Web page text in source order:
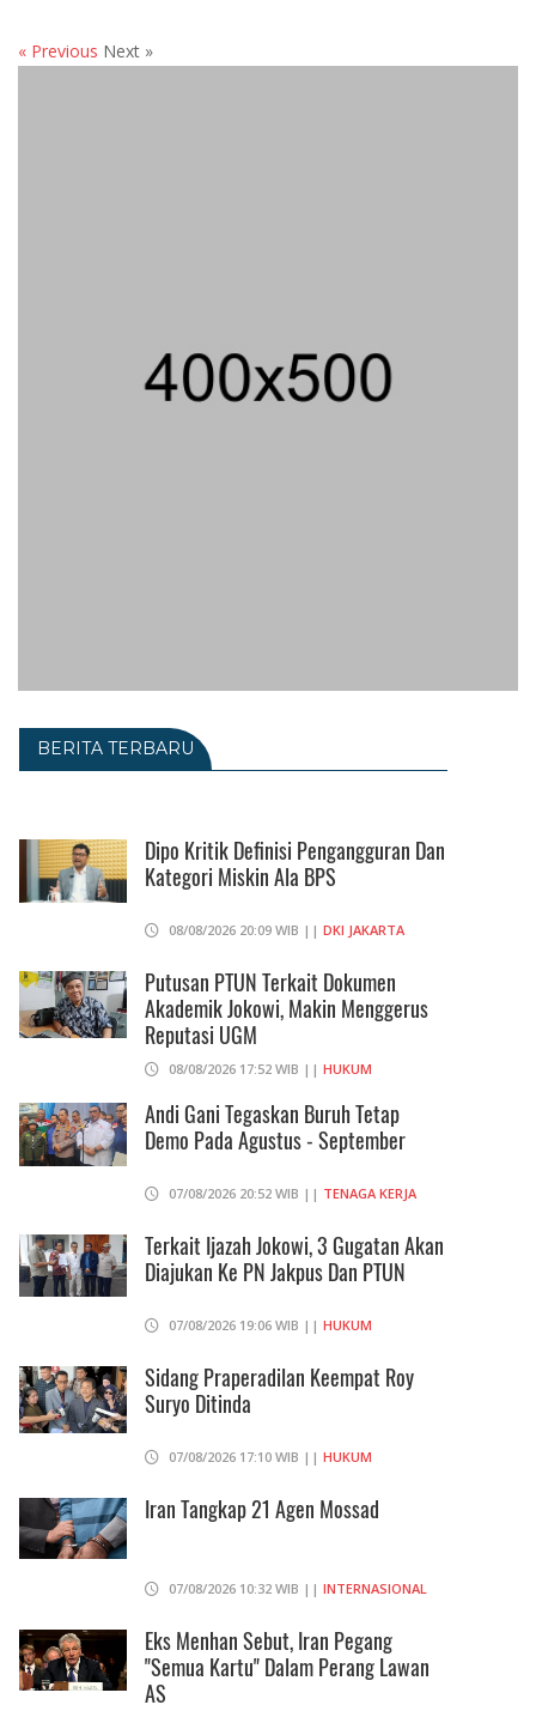
« Previous Next »
BERITA TERBARU
Dipo Kritik Definisi Pengangguran Dan
Kategori Miskin Ala BPS
08/08/2026 20:09 WIB || DKI JAKARTA
Putusan PTUN Terkait Dokumen
Akademik Jokowi, Makin Menggerus
Reputasi UGM
08/08/2026 17:52 WIB || HUKUM
Andi Gani Tegaskan Buruh Tetap
Demo Pada Agustus - September
07/08/2026 20:52 WIB || TENAGA KERJA
Terkait Ijazah Jokowi, 3 Gugatan Akan
Diajukan Ke PN Jakpus Dan PTUN
07/08/2026 19:06 WIB || HUKUM
Sidang Praperadilan Keempat Roy
Suryo Ditinda
07/08/2026 17:10 WIB || HUKUM
Iran Tangkap 21 Agen Mossad
07/08/2026 10:32 WIB || INTERNASIONAL
Eks Menhan Sebut, Iran Pegang
"Semua Kartu" Dalam Perang Lawan
AS